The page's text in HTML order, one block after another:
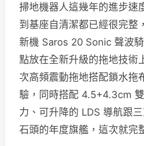
掃地機器人這幾年的進步速
到基座自清潔都已經很完整
新機 Saros 20 Sonic 聲波
點放在全新升級的拖地技術
次高頻震動拖地搭配鎖水拖
驗，同時搭配 4.5+4.3cm
力、可升降的 LDS 導航跟
石頭的年度旗艦，這次就完